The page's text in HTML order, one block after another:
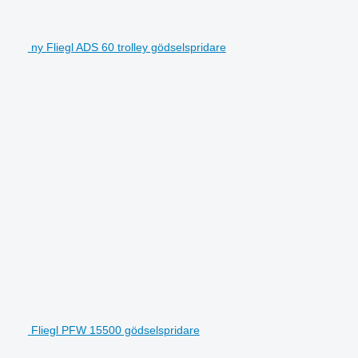
ny Fliegl ADS 60 trolley gödselspridare
Fliegl PFW 15500 gödselspridare